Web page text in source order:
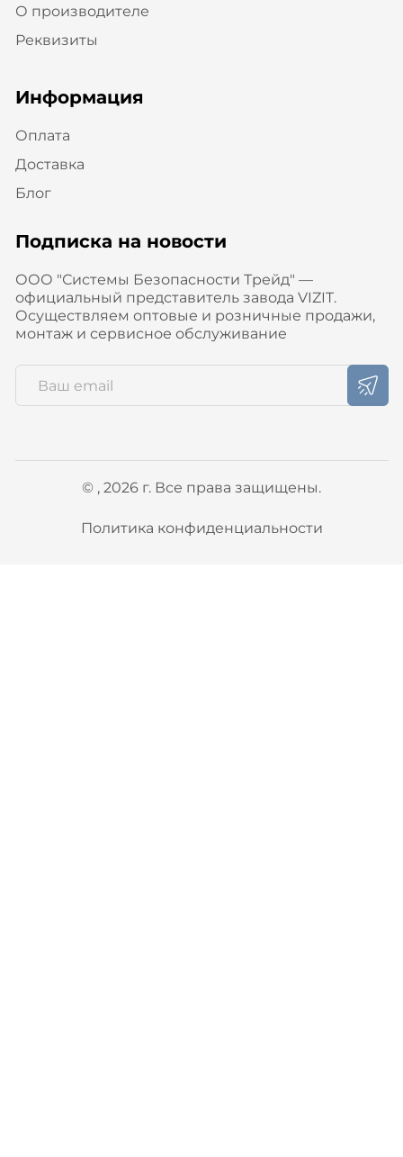
О производителе
Реквизиты
Информация
Оплата
Доставка
Блог
Подписка на новости
ООО "Системы Безопасности Трейд" —
официальный представитель завода VIZIT.
Осуществляем оптовые и розничные продажи,
монтаж и сервисное обслуживание
© , 2026 г. Все права защищены.
Политика конфиденциальности